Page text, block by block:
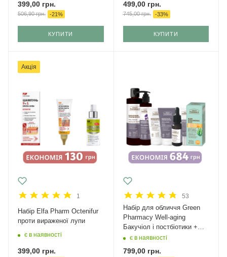
399,00 грн.
506,90грн. -21 %
КУПИТИ
499,00грн.
745,00грн. -33%
КУПИТИ
Акція
1
Набір Elfa Pharm Octenifur
проти вираженої лупи
є в наявності
399,00 грн.
53
Набір для обличчя Green
Рharmacy Well-aging
Бакучіол і постбіотики +
крем з SPF 50
є в наявності
799,00грн.